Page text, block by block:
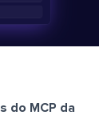
do MCP da